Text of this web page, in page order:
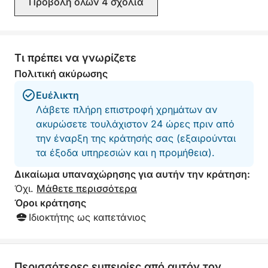
φίλους, μια οικογενειακή στιγμή ή μια στιγμή για
στον ρυθμό του νερού και των τοπίων.
Τι πρέπει να γνωρίζετε
Πολιτική ακύρωσης
Ευέλικτη
Λάβετε πλήρη επιστροφή χρημάτων αν
ακυρώσετε τουλάχιστον 24 ώρες πριν από
την έναρξη της κράτησής σας (εξαιρούνται
τα έξοδα υπηρεσιών και η προμήθεια).
Δικαίωμα υπαναχώρησης για αυτήν την κράτηση:
Όχι. Μάθετε περισσότερα
Όροι κράτησης
Ιδιοκτήτης ως καπετάνιος